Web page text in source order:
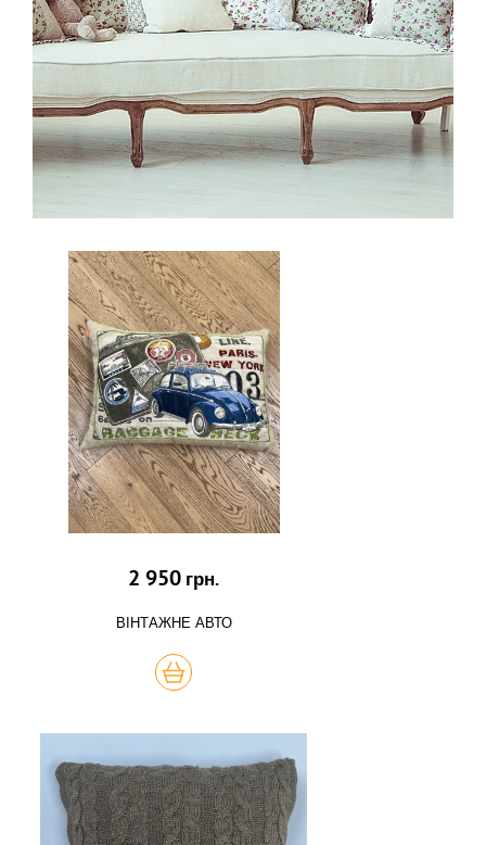
2 950 грн.
ВІНТАЖНЕ АВТО
КУПИТЬ